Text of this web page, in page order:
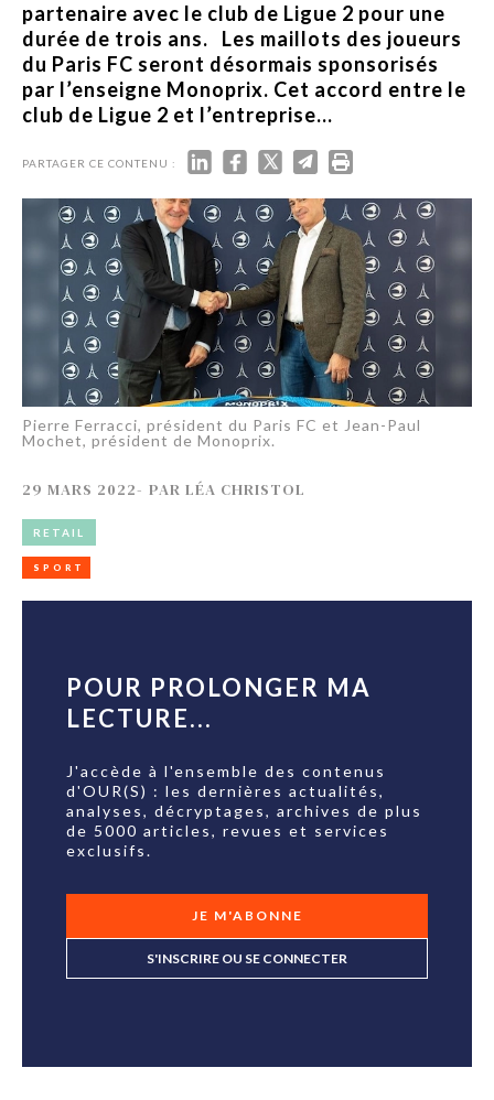
partenaire avec le club de Ligue 2 pour une
durée de trois ans. Les maillots des joueurs
du Paris FC seront désormais sponsorisés
par l’enseigne Monoprix. Cet accord entre le
club de Ligue 2 et l’entreprise...
PARTAGER CE CONTENU :
Pierre Ferracci, président du Paris FC et Jean-Paul
Mochet, président de Monoprix.
29 MARS 2022- PAR LÉA CHRISTOL
RETAIL
SPORT
POUR PROLONGER MA
LECTURE...
J'accède à l'ensemble des contenus
d'OUR(S) : les dernières actualités,
analyses, décryptages, archives de plus
de 5000 articles, revues et services
exclusifs.
JE M'ABONNE
S'INSCRIRE OU SE CONNECTER